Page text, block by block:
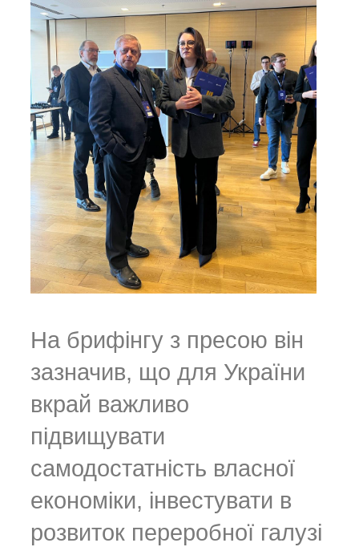
На брифінгу з пресою він
зазначив, що для України
вкрай важливо
підвищувати
самодостатність власної
економіки, інвестувати в
розвиток переробної галузі